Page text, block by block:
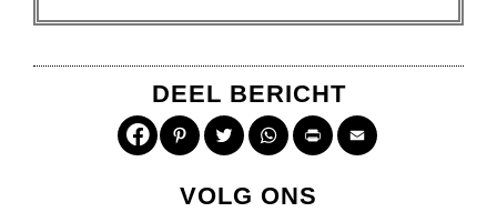
DEEL BERICHT
PinterestTwitterWhatsApp
Print
VOLG ONS